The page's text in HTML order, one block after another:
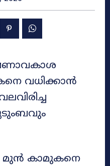
വധിക്കാൻ
കാമുകനെ